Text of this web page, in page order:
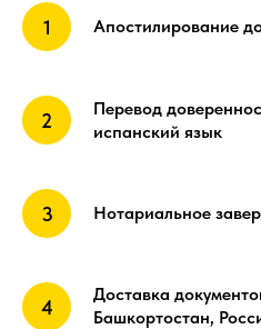
Апостилирование
Перевод
испанский язык
Нотариальное
Доставка
Башкортостан,